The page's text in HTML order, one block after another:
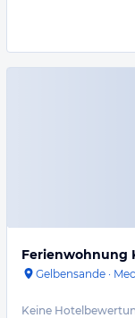
Ferienwohnung
Gelbensande ·
Keine